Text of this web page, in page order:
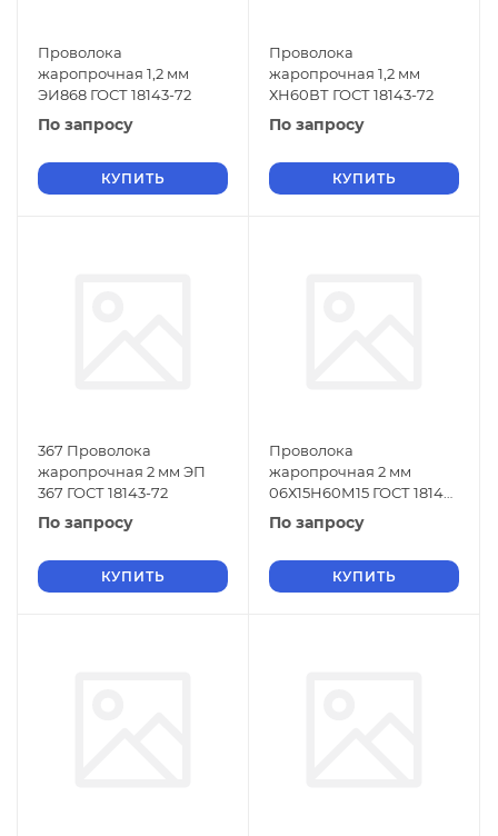
Проволока
жаропрочная 1,2 мм
ЭИ868 ГОСТ 18143-72
По запросу
КУПИТЬ
Проволока
жаропрочная 1,2 мм
ХН60ВТ ГОСТ 18143-72
По запросу
КУПИТЬ
367 Проволока
жаропрочная 2 мм ЭП
367 ГОСТ 18143-72
По запросу
КУПИТЬ
Проволока
жаропрочная 2 мм
06Х15Н60М15 ГОСТ 18143-
72
По запросу
КУПИТЬ